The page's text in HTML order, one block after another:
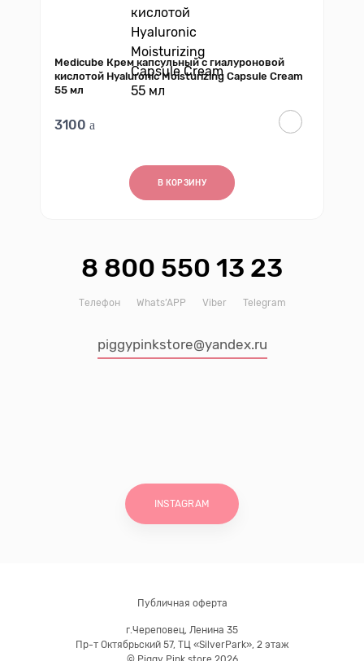
Medicube Крем капсульный с гиалуроновой
кислотой Hyaluronic Moisturizing Capsule Cream
55 мл
3100
В КОРЗИНУ
8 800 550 13 23
Телефон Whats’APP Viber Telegram
piggypinkstore@yandex.ru
INSTAGRAM
г.Череповец, Ленина 35
Пр-т Октябрьский 57, ТЦ «SilverPark», 2 этаж
Публичная оферта